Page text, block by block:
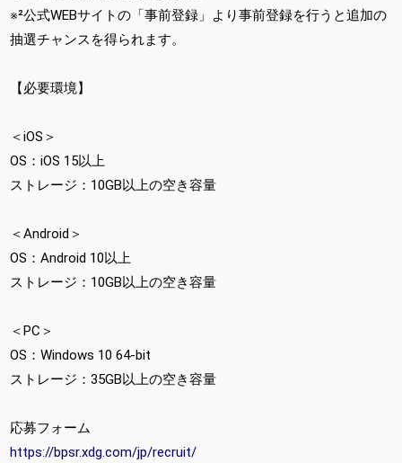
※²公式WEBサイトの「事前登録」より事前登録を行うと追加の
抽選チャンスを得られます。
【必要環境】
＜iOS＞
OS：iOS 15以上
ストレージ：10GB以上の空き容量
＜Android＞
OS：Android 10以上
ストレージ：10GB以上の空き容量
＜PC＞
OS：Windows 10 64-bit
ストレージ：35GB以上の空き容量
応募フォーム
https://bpsr.xdg.com/jp/recruit/